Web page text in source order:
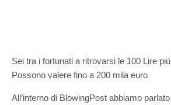
Sei tra i fortunati a ritrovarsi le 100 Lire
Possono valere fino a 200 mila euro
All’interno di BlowingPost abbiamo